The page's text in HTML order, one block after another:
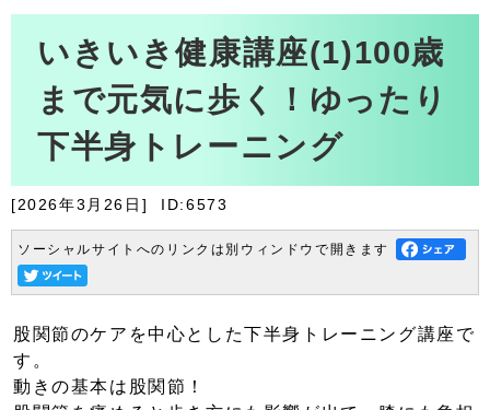
いきいき健康講座(1)100歳
まで元気に歩く！ゆったり
下半身トレーニング
[2026年3月26日] ID:6573
ソーシャルサイトへのリンクは別ウィンドウで開きます
股関節のケアを中心とした下半身トレーニング講座で
す。
動きの基本は股関節！